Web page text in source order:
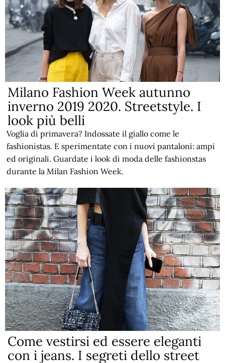
Milano Fashion Week autunno
inverno 2019 2020. Streetstyle. I
look più belli
Voglia di primavera? Indossate il giallo come le
fashionistas. E sperimentate con i nuovi pantaloni: ampi
ed originali. Guardate i look di moda delle fashionstas
durante la Milan Fashion Week.
Come vestirsi ed essere eleganti
con i jeans. I segreti dello street